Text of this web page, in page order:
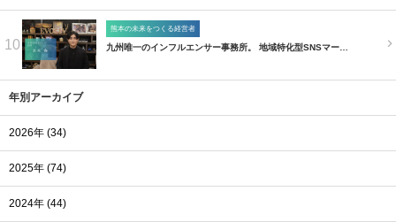
10
熊本の未来をつくる経営者
九州唯一のインフルエンサー事務所。 地域特化型SNSマー…
年別アーカイブ
2026年 (34)
2025年 (74)
2024年 (44)